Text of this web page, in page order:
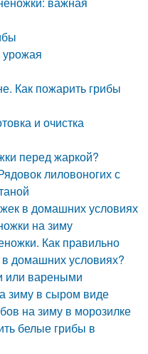
урожая
Как пожарить грибы
и очистка
перед жаркой?
лиловоногих с
в домашних условиях
на зиму
Как правильно
домашних условиях?
или вареными
зиму в сыром виде
на зиму в морозилке
белые грибы в